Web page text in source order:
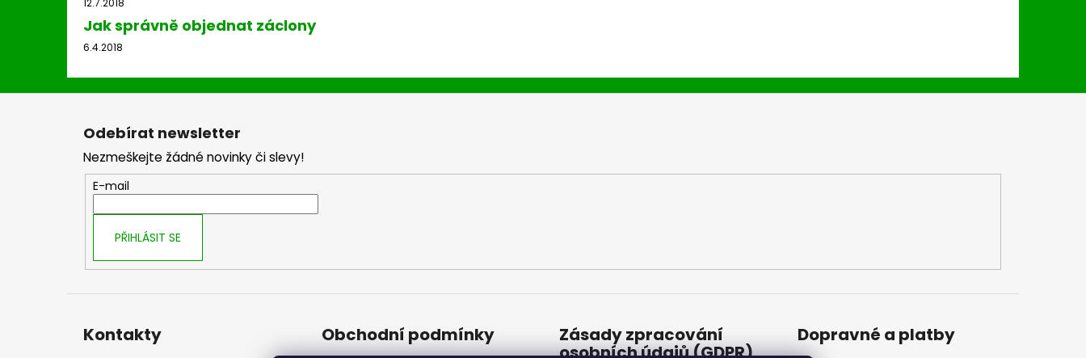
12.7.2018
Jak správně objednat záclony
6.4.2018
Z
Odebírat newsletter
Nezmeškejte žádné novinky či slevy!
E-mail
PŘIHLÁSIT SE
Kontakty Obchodní podmínky Zásady zpracování
osobních údajů (GDPR)
Dopravné a platby